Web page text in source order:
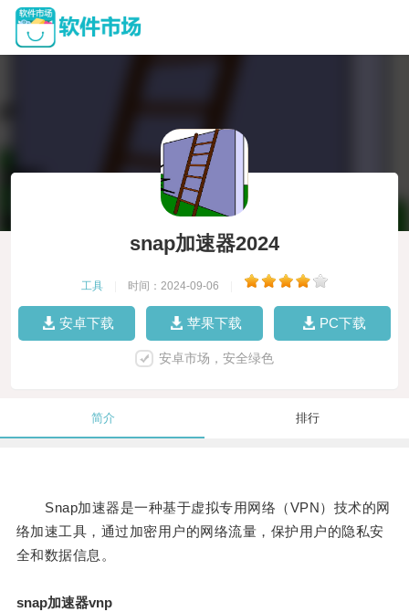
snap加速器2024
工具 时间：2024-09-06
安卓下载 苹果下载 PC下载
安卓市场，安全绿色
简介 排行
Snap加速器是一种基于虚拟专用网络（VPN）技术的网
络加速工具，通过加密用户的网络流量，保护用户的隐私安
全和数据信息。
snap加速器vnp